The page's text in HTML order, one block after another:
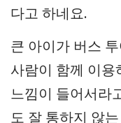
다고 하네요.
큰 아이가 버스
사람이 함께 이
느낌이 들어서라
도 잘 통하지 않